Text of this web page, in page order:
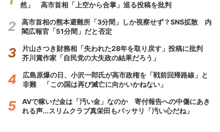
然」 高市首相「上空から合掌」巡る投稿を批判
高市首相の熊本避難所「3分間」しか視察せず？SNS拡散 内
閣広報官「51分間」だと否定
片山さつき財務相「失われた28年を取り戻す」投稿に批判
芥川賞作家「自民党の大失政の結果だろう」
広島原爆の日、小沢一郎氏が高市政権を「戦前回帰路線」と
非難 「この国は再び滅亡に向かいかねない」
AVで稼いだ金は「汚い金」なのか 寄付報告への中傷にあき
れる声...スリムクラブ真栄田もバッサリ「汚い心だね」